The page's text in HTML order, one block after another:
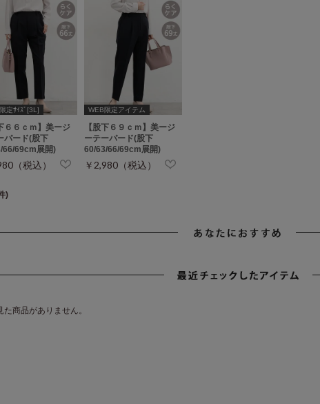
定ｻｲｽﾞ[3L]
６６ｃｍ】美ージ
パード(股下
66/69cm展開)
（税込）
WEB限定アイテム
【股下６９ｃｍ】美ージ
ーテーパード(股下
60/63/66/69cm展開)
￥2,980（税込）
)
た商品がありません。